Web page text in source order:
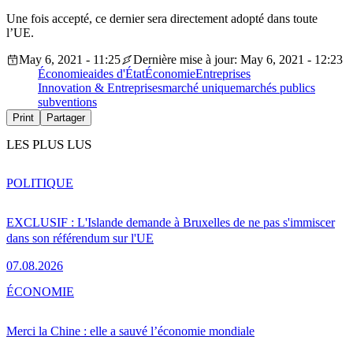
Une fois accepté, ce dernier sera directement adopté dans toute
l’UE.
May 6, 2021 - 11:25
Dernière mise à jour: May 6, 2021 - 12:23
Économieaides d'ÉtatÉconomieEntreprises
Innovation & Entreprisesmarché uniquemarchés publics
subventions
Print Partager
LES PLUS LUS
EXCLUSIF : L'Islande demande à Bruxelles de ne pas s'immiscer
dans son référendum sur l'UE
07.08.2026
POLITIQUE
Merci la Chine : elle a sauvé l’économie mondiale
ÉCONOMIE